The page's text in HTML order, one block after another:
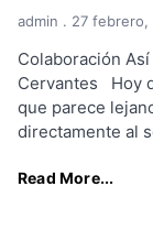
admin 27 febrero,
Colaboración
Cervantes Hoy
que parece
directamente al
Read More...